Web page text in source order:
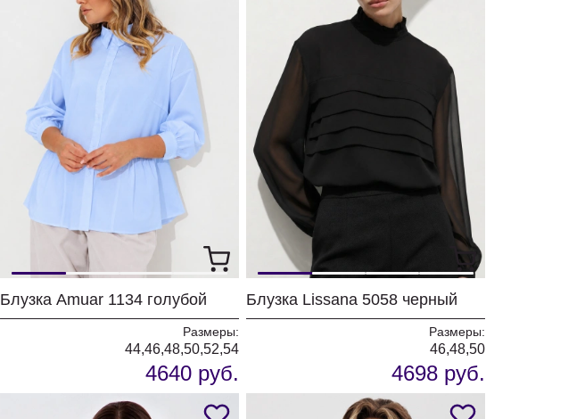
Блузка Amuar 1134 голубой
Размеры:
44,46,48,50,52,54
4640 руб.
Блузка Lissana 5058 черный
Размеры:
46,48,50
4698 руб.